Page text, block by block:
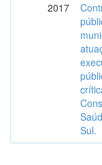
2017
Sul.